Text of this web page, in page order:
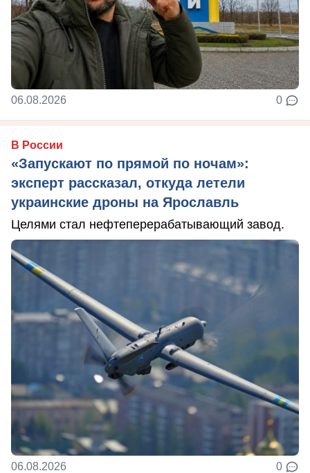
06.08.2026 0
В России
«Запускают по прямой по ночам»:
эксперт рассказал, откуда летели
украинские дроны на Ярославль
Целями стал нефтеперерабатывающий завод.
06.08.2026 0